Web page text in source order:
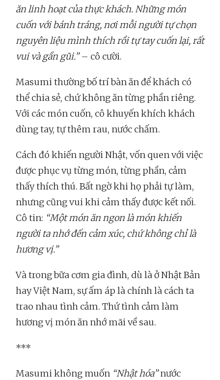
ăn linh hoạt của thực khách. Những món
cuốn với bánh tráng, nơi mỗi người tự chọn
nguyên liệu mình thích rồi tự tay cuốn lại, rất
vui và gần gũi.”– cô cười.
Masumi thường bố trí bàn ăn để khách có
thể chia sẻ, chứ không ăn từng phần riêng.
Với các món cuốn, cô khuyến khích khách
dùng tay, tự thêm rau, nước chấm.
Cách đó khiến người Nhật, vốn quen với việc
được phục vụ từng món, từng phần, cảm
thấy thích thú. Bất ngờ khi họ phải tự làm,
nhưng cũng vui khi cảm thấy được kết nối.
Cô tin: “Một món ăn ngon là món khiến
người ta nhớ đến cảm xúc, chứ không chỉ là
hương vị.”
Và trong bữa cơm gia đình, dù là ở Nhật Bản
hay Việt Nam, sự ấm áp là chính là cách ta
trao nhau tình cảm. Thứ tình cảm làm
hương vị món ăn nhớ mãi về sau.
***
Masumi không muốn “Nhật hóa”nước